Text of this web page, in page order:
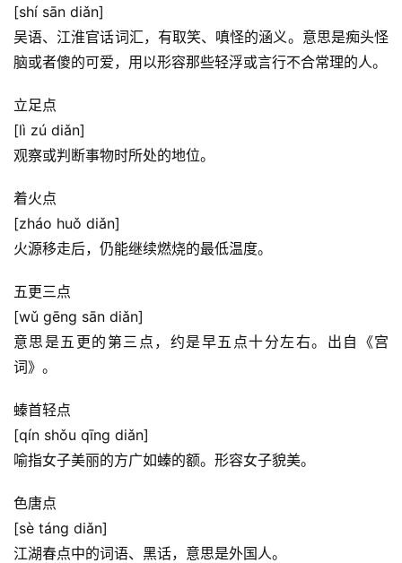
[shí sān diǎn]
吴语、江淮官话词汇，有取笑、嗔怪的涵义。意思是痴头怪
脑或者傻的可爱，用以形容那些轻浮或言行不合常理的人。
立足点
[lì zú diǎn]
观察或判断事物时所处的地位。
着火点
[zháo huǒ diǎn]
火源移走后，仍能继续燃烧的最低温度。
五更三点
[wǔ gēng sān diǎn]
意思是五更的第三点，约是早五点十分左右。出自《宫
词》。
螓首轻点
[qín shǒu qīng diǎn]
喻指女子美丽的方广如螓的额。形容女子貌美。
色唐点
[sè táng diǎn]
江湖春点中的词语、黑话，意思是外国人。